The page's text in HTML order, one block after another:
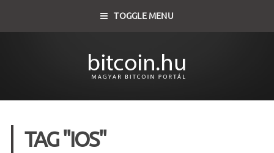
TOGGLE MENU
TAG "IOS"